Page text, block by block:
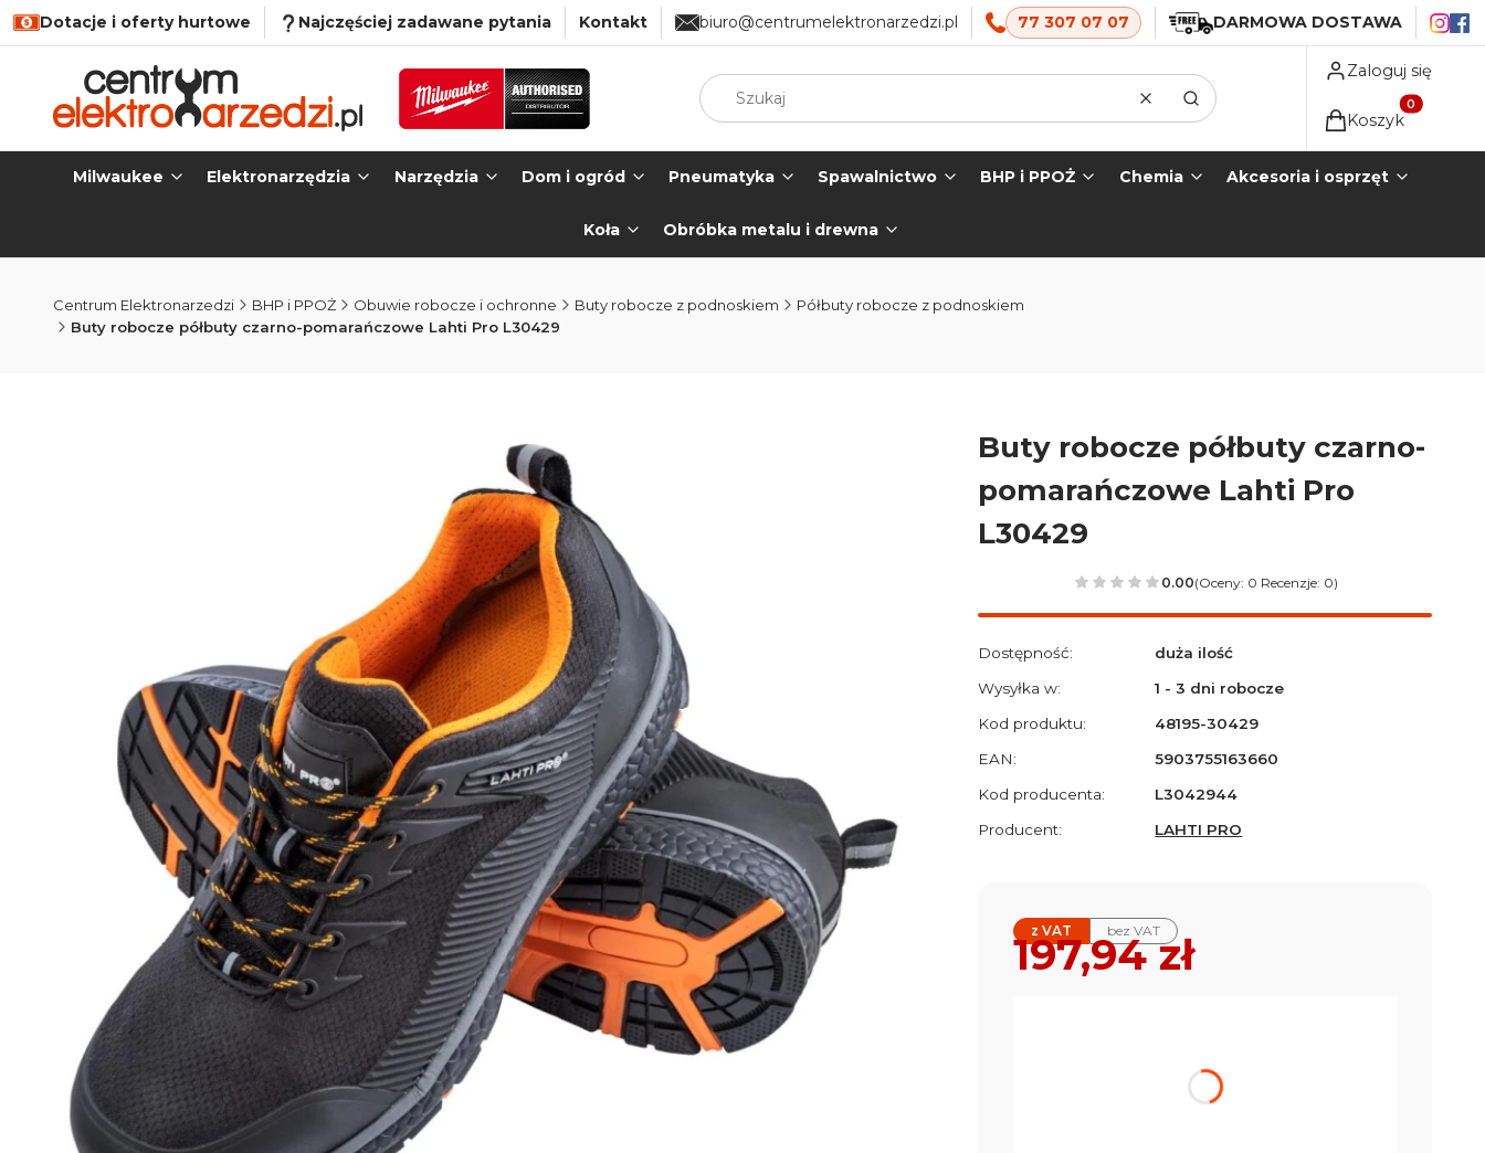
Dotacje i oferty hurtowe Najczęściej zadawane pytania Kontakt biuro@centrumelektronarzedzi.pl 77 307 07 07 DARMOWA DOSTAWA
Wyczyść
Szukaj
Zaloguj się
Produkty w
Koszyk
Milwaukee Elektronarzędzia Narzędzia Dom i ogród Pneumatyka Spawalnictwo BHP i PPOŻ Chemia Akcesoria i osprzęt
Koła Obróbka metalu i drewna
Centrum Elektronarzedzi BHP i PPOŻ Obuwie robocze i ochronne Buty robocze z podnoskiem
Półbuty robocze z podnoskiem
Buty robocze półbuty czarno-pomarańczowe Lahti Pro L30429
Buty robocze półbuty czarno-
pomarańczowe Lahti Pro
L30429
0.00(Oceny: 0 Recenzje: 0)
Dostępność:
duża ilość
Wysyłka w:
1 - 3 dni robocze
Kod produktu:
48195-30429
EAN:
5903755163660
Kod producenta:
L3042944
Producent:
LAHTI PRO
z VAT bez VAT
Cena
197,94 zł